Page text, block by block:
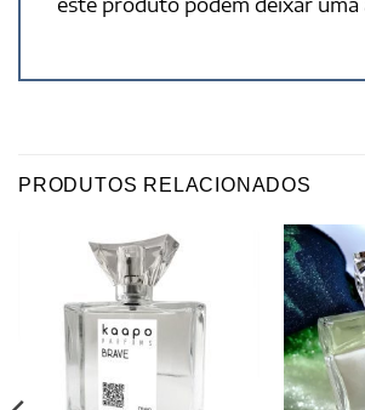
este produto podem deixar uma
PRODUTOS RELACIONADOS